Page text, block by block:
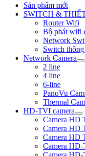
Sản phẩm mới
SWITCH &
Router Wifi
Bộ phát wifi
Network
Switch
Network Camera
2 line
4 line
6-line
PanoVu
Thermal
HD-TVI camera
Camera HD
Camera HD
Camera HD
Camera